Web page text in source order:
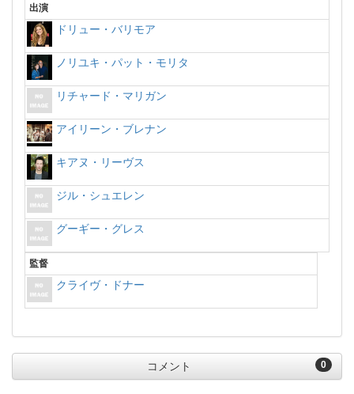
出演
ドリュー・バリモア
ノリユキ・パット・モリタ
リチャード・マリガン
アイリーン・ブレナン
キアヌ・リーヴス
ジル・シュエレン
グーギー・グレス
監督
クライヴ・ドナー
0
コメント